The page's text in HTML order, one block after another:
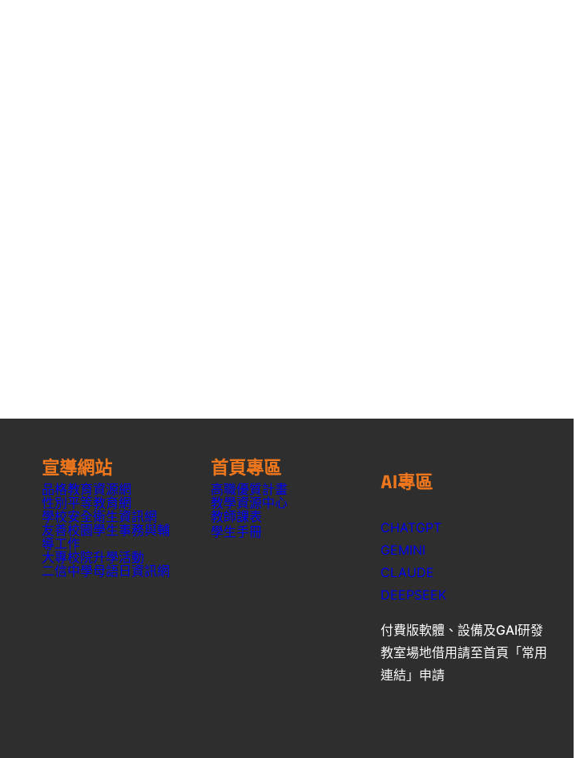
宣導網站
品格教育資源網
性別平等教育網
學校安全衛生資訊網
友善校園學生事務與輔
導工作
大專校院升學活動
二信中學母語日資訊網
首頁專區
高職優質計畫
教學資源中心
教師課表
學生手冊
AI專區
CHATGPT
GEMINI
CLAUDE
DEEPSEEK
付費版軟體、設備及GAI研發
教室場地借用請至首頁「常用
連結」申請